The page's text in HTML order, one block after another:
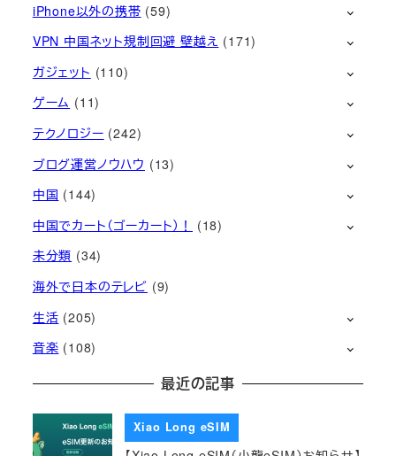
iPhone以外の携帯 (59)
VPN 中国ネット規制回避 壁越え (171)
ガジェット (110)
ゲーム (11)
テクノロジー (242)
ブログ運営ノウハウ (13)
中国 (144)
中国でカート（ゴーカート）！
(18)
未分類 (34)
海外で日本のテレビ (9)
生活 (205)
音楽 (108)
最近の記事
Xiao Long eSIM